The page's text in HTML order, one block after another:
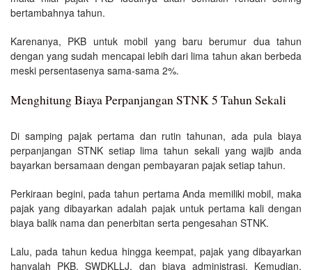
bertambahnya tahun.
Karenanya, PKB untuk mobil yang baru berumur dua tahun
dengan yang sudah mencapai lebih dari lima tahun akan berbeda
meski persentasenya sama-sama 2%.
Menghitung Biaya Perpanjangan STNK 5 Tahun Sekali
Di samping pajak pertama dan rutin tahunan, ada pula biaya
perpanjangan STNK setiap lima tahun sekali yang wajib anda
bayarkan bersamaan dengan pembayaran pajak setiap tahun.
Perkiraan begini, pada tahun pertama Anda memiliki mobil, maka
pajak yang dibayarkan adalah pajak untuk pertama kali dengan
biaya balik nama dan penerbitan serta pengesahan STNK.
Lalu, pada tahun kedua hingga keempat, pajak yang dibayarkan
hanyalah PKB, SWDKLLJ, dan biaya administrasi. Kemudian,